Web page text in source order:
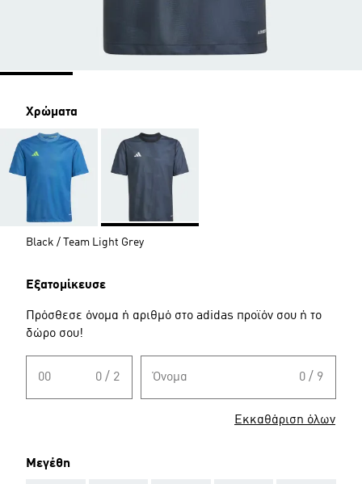
Χρώματα
Black / Team Light Grey
Εξατομίκευσε
Πρόσθεσε όνομα ή αριθμό στο adidas προϊόν σου ή το
δώρο σου!
00 0 / 2 Όνομα 0 / 9
Εκκαθάριση όλων
Μεγέθη